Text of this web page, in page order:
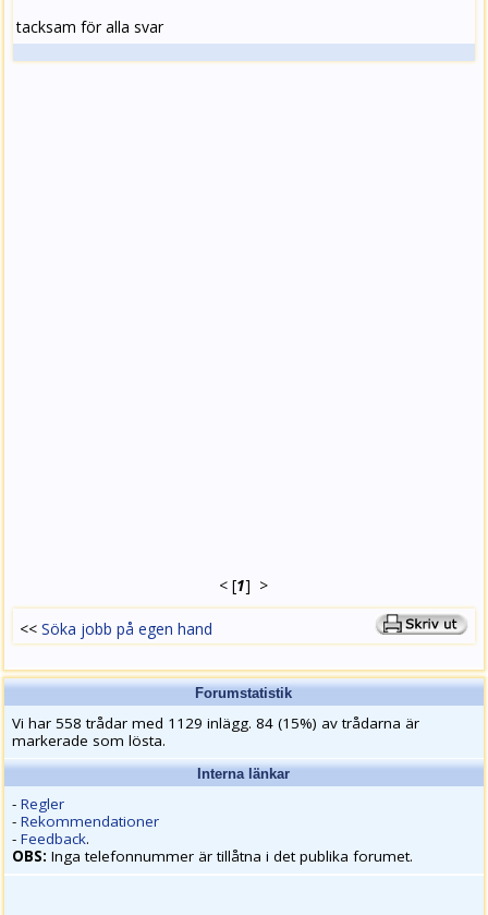
tacksam för alla svar
<[1] >
<< Söka jobb på egen hand
Forumstatistik
Vi har 558 trådar med 1129 inlägg. 84 (15%) av trådarna är
markerade som lösta.
Interna länkar
-Regler
-Rekommendationer
-Feedback.
OBS: Inga telefonnummer är tillåtna i det publika forumet.